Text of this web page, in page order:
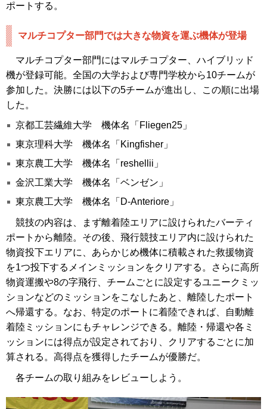
ポートする。
マルチコプター部門では大きな物資を運ぶ機体が登場
マルチコプター部門にはマルチコプター、ハイブリッド
機が登録可能。全国の大学および専門学校から10チームが
参加した。決勝には以下の5チームが進出し、この順に出場
した。
京都工芸繊維大学 機体名「Fliegen25」
東京理科大学 機体名「Kingfisher」
東京農工大学 機体名「reshellii」
金沢工業大学 機体名「ベンゼン」
東京農工大学 機体名「D-Anteriore」
競技の内容は、まず離着陸エリアに設けられたバーティ
ポートから離陸。その後、飛行競技エリア内に設けられた
物資投下エリアに、あらかじめ機体に積載された救援物資
を1つ投下するメインミッションをクリアする。さらに高所
物資運搬や8の字飛行、チームごとに設定するユニークミッ
ションなどのミッションをこなしたあと、離陸したポート
へ帰還する。なお、特定のポートに着陸できれば、自動離
着陸ミッションにもチャレンジできる。離陸・帰還や各ミ
ッションには得点が設定されており、クリアするごとに加
算される。高得点を獲得したチームが優勝だ。
各チームの取り組みをレビューしよう。